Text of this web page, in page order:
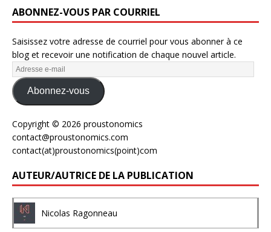
ABONNEZ-VOUS PAR COURRIEL
Saisissez votre adresse de courriel pour vous abonner à ce
blog et recevoir une notification de chaque nouvel article.
Abonnez-vous
Copyright © 2026 proustonomics
contact@proustonomics.com
contact(at)proustonomics(point)com
AUTEUR/AUTRICE DE LA PUBLICATION
Nicolas Ragonneau